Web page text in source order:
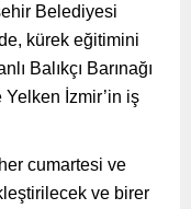
Belediyesi
kürek eğitimini
Balıkçı Barınağı
İzmir’in iş
cumartesi ve
ve birer